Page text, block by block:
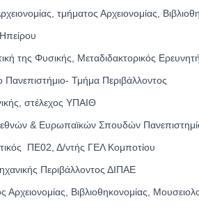
τμήματος Αρχειονομίας,
της Φυσικής, Μεταδιδακτορικός
Τμήμα Περιβάλλοντος
στέλεχος ΥΠΑΙΘ
& Ευρωπαϊκών Σπουδών
ΠΕ02, Δ/ντής ΓΕΛ Κομποτίου
Περιβάλλοντος ΔΙΠΑΕ
Βιβλιοθηκονομίας,